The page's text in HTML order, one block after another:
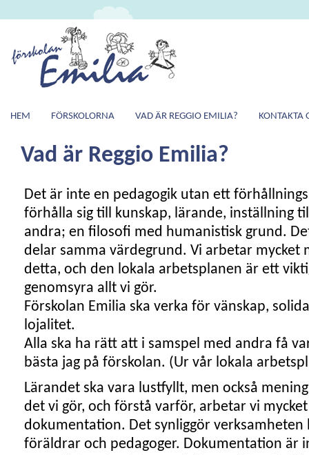
HEM FÖRSKOLORNA VAD ÄR REGGIO EMILIA? KONTAKTA
Vad är Reggio Emilia?
Det är inte en pedagogik utan ett
förhålla sig till kunskap, lärande, inställning
andra; en filosofi med humanistisk grund.
delar samma värdegrund. Vi arbetar mycket
detta, och den lokala arbetsplanen är ett
genomsyra allt vi gör.
Förskolan Emilia ska verka för vänskap,
lojalitet.
Alla ska ha rätt att i samspel med andra få
bästa jag på förskolan. (Ur vår lokala
Lärandet ska vara lustfyllt, men också
det vi gör, och förstå varför, arbetar vi
dokumentation. Det synliggör verksamheten
föräldrar och pedagoger. Dokumentation är